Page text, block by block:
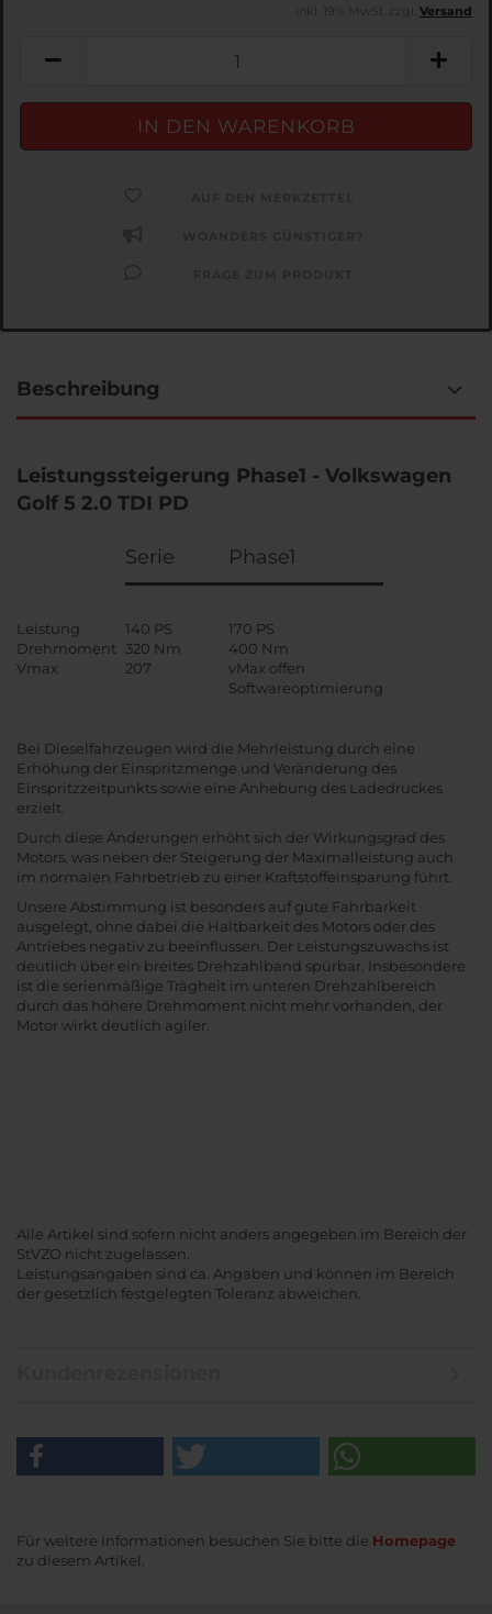
Versand
Beschreibung
Leistungssteigerung Phase1 - Volkswagen
Golf 5 2.0 TDI PD
Serie Phase1
Leistung 140 PS
170 PS
Drehmoment
320 Nm
400 Nm
Vmax
207
vMax offen
Softwareoptimierung
Bei Dieselfahrzeugen wird die Mehrleistung durch eine
Erhöhung der Einspritzmenge und Veränderung des
Einspritzzeitpunkts sowie eine Anhebung des Ladedruckes
erzielt.
Durch diese Änderungen erhöht sich der Wirkungsgrad des
Motors, was neben der Steigerung der Maximalleistung auch
im normalen Fahrbetrieb zu einer Kraftstoffeinsparung führt.
Unsere Abstimmung ist besonders auf gute Fahrbarkeit
ausgelegt, ohne dabei die Haltbarkeit des Motors oder des
Antriebes negativ zu beeinflussen. Der Leistungszuwachs ist
deutlich über ein breites Drehzahlband spürbar. Insbesondere
ist die serienmäßige Trägheit im unteren Drehzahlbereich
durch das höhere Drehmoment nicht mehr vorhanden, der
Motor wirkt deutlich agiler.
Alle Artikel sind sofern nicht anders angegeben im Bereich der
StVZO nicht zugelassen.
Leistungsangaben sind ca. Angaben und können im Bereich
der gesetzlich festgelegten Toleranz abweichen.
Für weitere Informationen besuchen Sie bitte die Homepage
zu diesem Artikel.